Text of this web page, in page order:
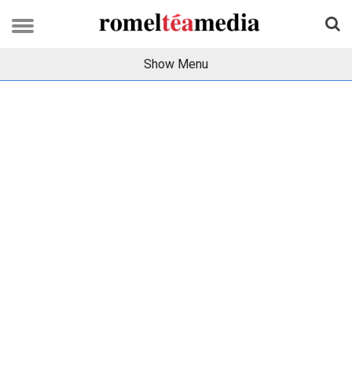
Show Menu